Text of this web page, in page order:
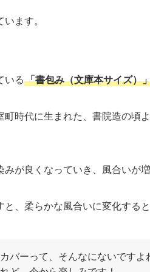
ます。
いる 「書包み（文庫本サイズ）
時代に生まれた、書院造の頃
が良くなっていき、風合いが
、柔らかな風合いに変化すると
バーって、そんなにないですよ